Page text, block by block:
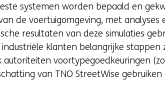
systemen worden bepaald en
de voertuigomgeving, met
resultaten van deze simulaties
klanten belangrijke
autoriteiten voortypegoedkeuringen
van TNO StreetWise